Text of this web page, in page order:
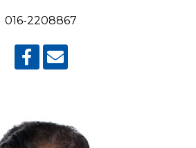
016-2208867